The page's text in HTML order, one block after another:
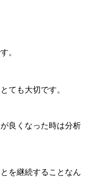
。
ても大切です。
良くなった時は分析
を継続することなん